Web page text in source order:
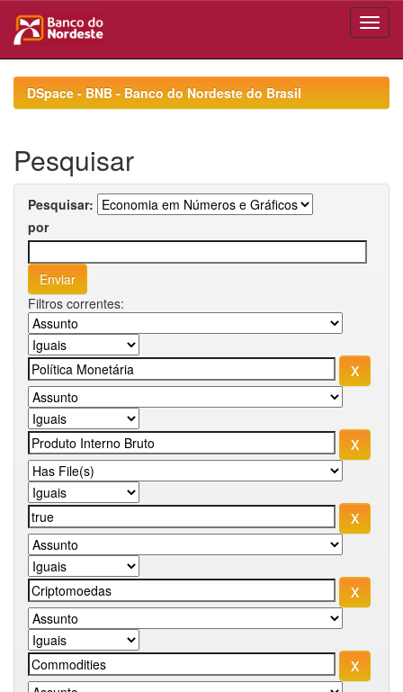
navigationDSpace - BNB - Banco do Nordeste do Brasil
Pesquisar
Pesquisar:
por
Filtros correntes: